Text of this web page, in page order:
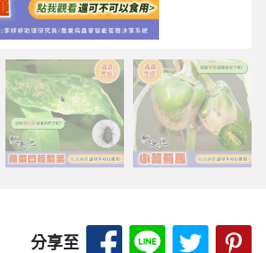
分享至 分享至 Facebook-
分享至分享